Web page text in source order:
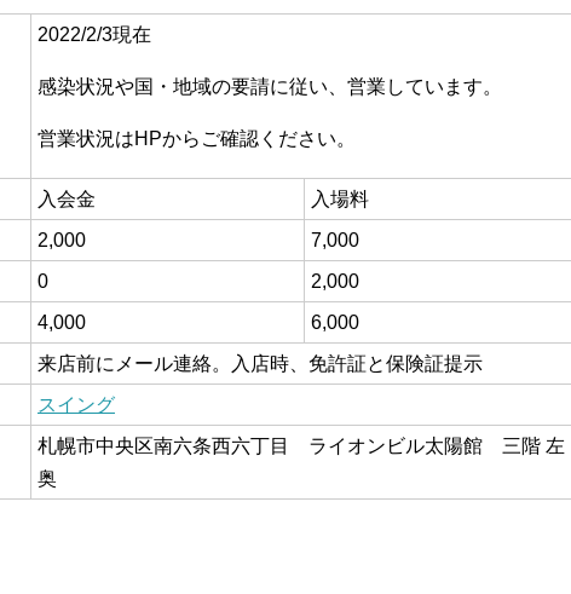
2022/2/3現在
感染状況や国・地域の要請に従い、営業しています。
営業状況はHPからご確認ください。
入会金
入場料
2,000
7,000
0
2,000
4,000
6,000
来店前にメール連絡。入店時、免許証と保険証提示
スイング
札幌市中央区南六条西六丁目 ライオンビル太陽館 三階 左
奥